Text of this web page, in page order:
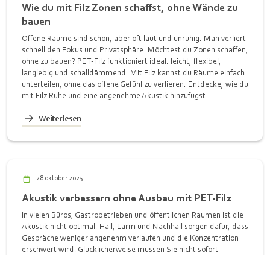
Wie du mit Filz Zonen schaffst, ohne Wände zu
bauen
Offene Räume sind schön, aber oft laut und unruhig. Man verliert
schnell den Fokus und Privatsphäre. Möchtest du Zonen schaffen,
ohne zu bauen? PET-Filz funktioniert ideal: leicht, flexibel,
langlebig und schalldämmend. Mit Filz kannst du Räume einfach
unterteilen, ohne das offene Gefühl zu verlieren. Entdecke, wie du
mit Filz Ruhe und eine angenehme Akustik hinzufügst.
Weiterlesen
28 oktober 2025
Akustik verbessern ohne Ausbau mit PET-Filz
In vielen Büros, Gastrobetrieben und öffentlichen Räumen ist die
Akustik nicht optimal. Hall, Lärm und Nachhall sorgen dafür, dass
Gespräche weniger angenehm verlaufen und die Konzentration
erschwert wird. Glücklicherweise müssen Sie nicht sofort